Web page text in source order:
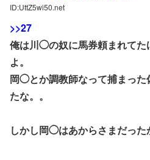
ID:UttZ5wi50.net
>>27
俺は川◯の奴に馬券頼まれてた
よ。
岡◯とか調教師なって捕まった
たな。。
しかし岡◯はあからさまだった